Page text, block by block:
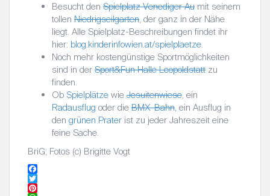
Besucht den Spielplatz Venediger Au mit seinem
tollen Niedrigseilgarten, der ganz in der Nähe
liegt. Alle Spielplatz-Beschreibungen findet ihr
hier: blog.kinderinfowien.at/spielplaetze.
Noch mehr kostengünstige Sportmöglichkeiten
sind in der Sport&Fun Halle Leopoldstatt zu
finden.
Ob Spielplätze wie Jesuitenwiese, ein
Radausflug oder die BMX-Bahn, ein Ausflug in
den grünen Prater ist zu jeder Jahreszeit eine
feine Sache.
BriG; Fotos (c) Brigitte Vogt
F
a
T